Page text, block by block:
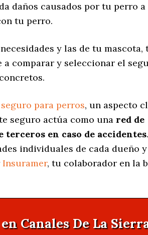
daños causados por tu perro
tu perro.
y las de tu mascota,
a comparar y seleccionar el
seguro para perros, un aspecto
seguro actúa como una red de
en caso de accidentes
individuales de cada dueño
Insuramer, tu colaborador en la
Canales De La